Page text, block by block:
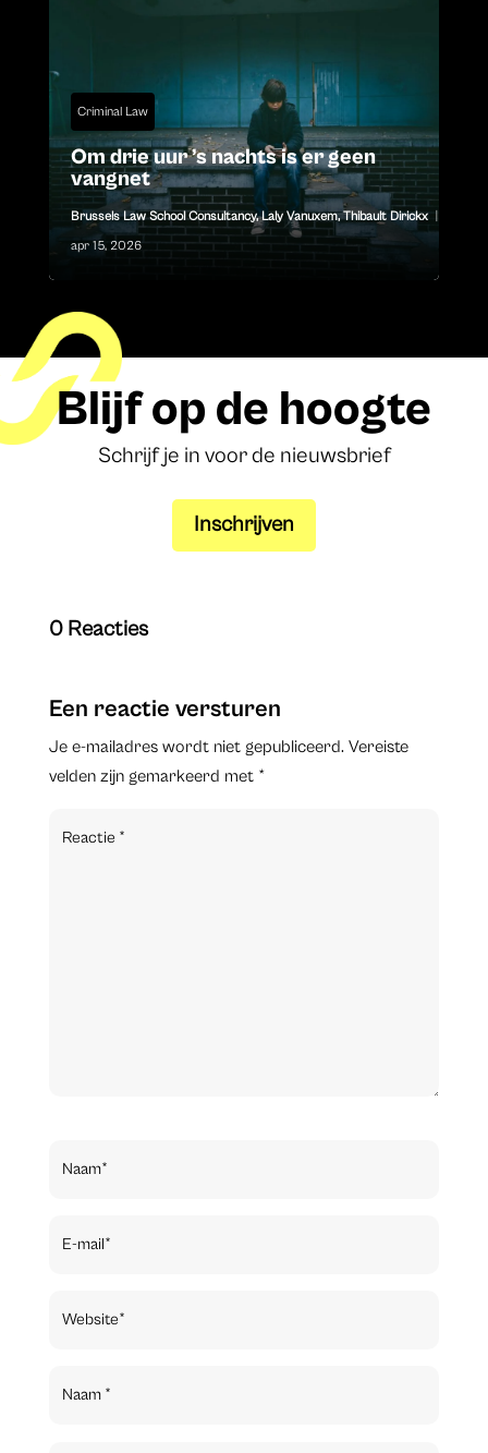
Criminal Law
Om drie uur ’s nachts is er geen
vangnet
Brussels Law School Consultancy,Laly Vanuxem,Thibault Dirickx
apr 15, 2026
Blijf op de hoogte
Schrijf je in voor de nieuwsbrief
Inschrijven
0 Reacties
Een reactie versturen
Je e-mailadres wordt niet gepubliceerd. Vereiste
velden zijn gemarkeerd met *